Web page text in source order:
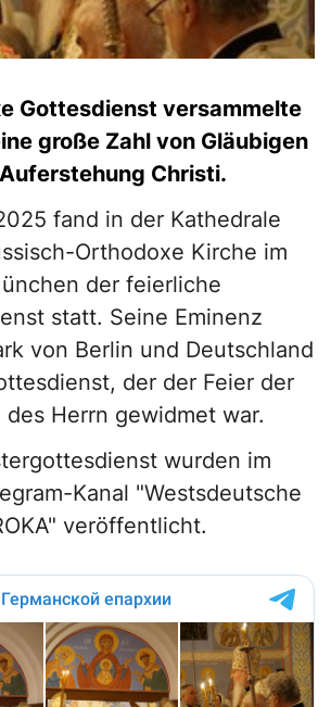
Gottesdienst versammelte
große Zahl von Gläubigen
Christi.
fand in der Kathedrale
Orthodoxe Kirche im
der feierliche
statt. Seine Eminenz
von Berlin und Deutschland
der der Feier der
Herrn gewidmet war.
wurden im
Kanal "Westsdeutsche
veröffentlicht.